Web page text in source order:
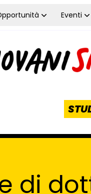
Eventi
- Progetto della
di